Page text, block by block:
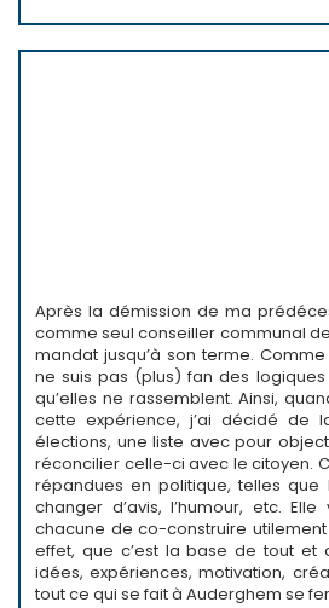
Après la démission de ma
comme seul conseiller communal
mandat jusqu’à son terme.
ne suis pas (plus) fan des
qu’elles ne rassemblent. Ainsi,
cette expérience, j’ai décidé de
élections, une liste avec pour
réconcilier celle-ci avec le citoyen.
répandues en politique, telles que
changer d’avis, l’humour, etc.
chacune de co-construire
effet, que c’est la base de tout et
idées, expériences, motivation,
tout ce qui se fait à Auderghem se